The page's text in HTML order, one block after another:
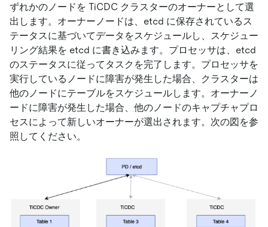
ずれかのノードを TiCDC クラスターのオーナーとして選
出します。オーナーノードは、etcd に保存されているス
テータスに基づいてデータをスケジュールし、スケジュー
リング結果を etcd に書き込みます。プロセッサは、etcd
のステータスに従ってタスクを完了します。プロセッサを
実行しているノードに障害が発生した場合、クラスターは
他のノードにテーブルをスケジュールします。オーナーノ
ードに障害が発生した場合、他のノードのキャプチャプロ
セスによって新しいオーナーが選出されます。次の図を参
照してください。